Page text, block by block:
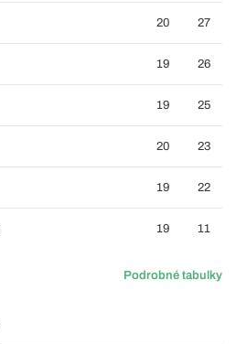
20 27
19 26
19 25
20 23
19 22
19 11
Podrobné tabulky